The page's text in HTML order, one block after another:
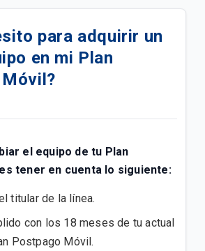
en tu iPhone.
en tu Android.
Tigo Postpago
plan postpago
para tus servicios móviles
factura y métodos de pago
los beneficios de tu plan
para adquirir un
en mi Plan
el equipo de tu Plan
tener en cuenta lo siguiente:
titular de la línea.
con los 18 meses de tu actual
Postpago Móvil.